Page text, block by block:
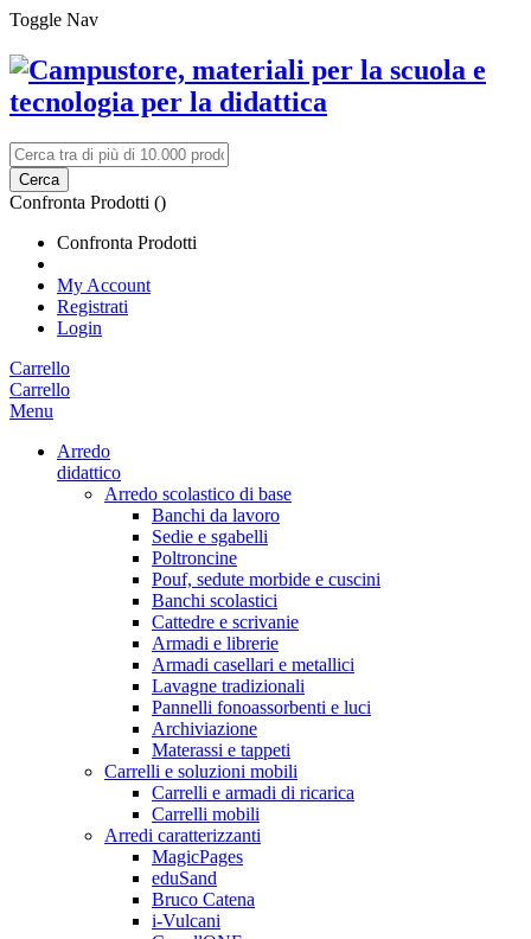
Toggle Nav
Cerca
Confronta Prodotti ()
Confronta Prodotti
My Account
Registrati
Login
Carrello
Carrello
Menu
Arredo
didattico
Arredo scolastico di base
Banchi da lavoro
Sedie e sgabelli
Poltroncine
Pouf, sedute morbide e cuscini
Banchi scolastici
Cattedre e scrivanie
Armadi e librerie
Armadi casellari e metallici
Lavagne tradizionali
Pannelli fonoassorbenti e luci
Archiviazione
Materassi e tappeti
Carrelli e soluzioni mobili
Carrelli e armadi di ricarica
Carrelli mobili
Arredi caratterizzanti
MagicPages
eduSand
Bruco Catena
i-Vulcani